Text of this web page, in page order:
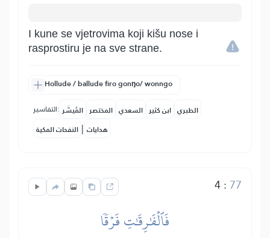
I kune se vjetrovima koji kišu nose i
rasprostiru je na sve strane.
Hollude / ballude firo gonŋo/ wonngo
التفاسير: المُيسَّر المختصر السعدي ابن كثير الطبري
النفحات المكية | هدايات
4: 77
فَٱلۡفَٰرِقَٰتِ فَرۡقٗا